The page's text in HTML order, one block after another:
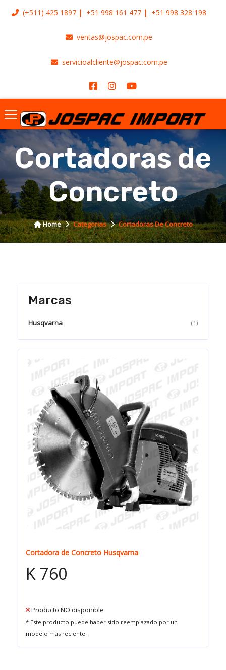
(+511) 425 1897 +51 998 161 477 +51 998 328 198
ventas@jospac.com.pe
servicioalcliente@jospac.com.pe
Cortadoras de
Concreto
Home Categorias Cortadoras De Concreto
Marcas
Husqvarna (1)
Cortadora de Concreto Husqvarna
K 760
Producto NO disponible
* Este producto puede haber sido reemplazado por un
modelo más reciente.